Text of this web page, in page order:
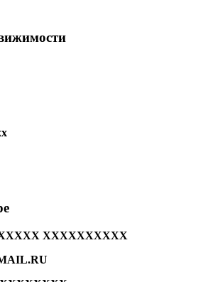
XXXXXXXXXX